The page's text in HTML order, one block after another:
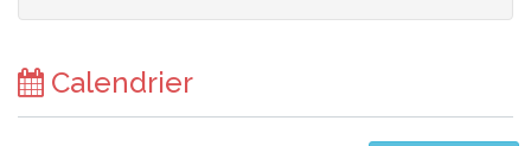
Calendrier